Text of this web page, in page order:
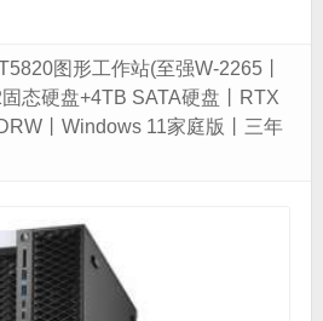
图形工作站(至强W-2265丨
态硬盘+4TB SATA硬盘丨RTX
丨Windows 11家庭版丨三年